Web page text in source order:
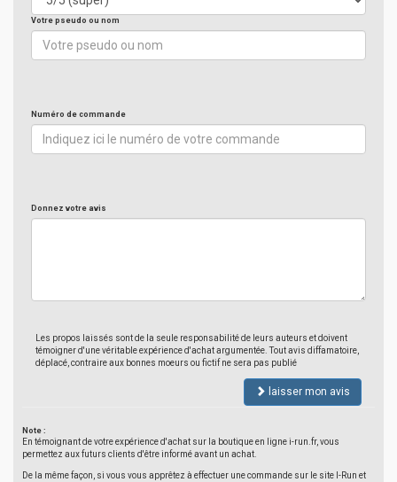
Votre pseudo ou nom
Numéro de commande
Donnez votre avis
Les propos laissés sont de la seule responsabilité de leurs auteurs et doivent
témoigner d'une véritable expérience d'achat argumentée. Tout avis diffamatoire,
déplacé, contraire aux bonnes moeurs ou fictif ne sera pas publié
laisser mon avis
Note :
En témoignant de votre expérience d'achat sur la boutique en ligne i-run.fr, vous
permettez aux futurs clients d'être informé avant un achat.
De la même façon, si vous vous apprêtez à effectuer une commande sur le site I-Run et